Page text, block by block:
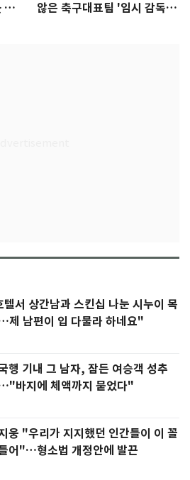
겠
않은 축구대표팀 '임시 감독'
서 상간남과 스킨십 나눈 시누이 목
제 남편이 입 다물라 하네요"
행 기내 그 남자, 잠든 여승객 성추
바지에 체액까지 묻었다"
웅 "우리가 지지했던 인간들이 이 꼴
어"…형소법 개정안에 발끈